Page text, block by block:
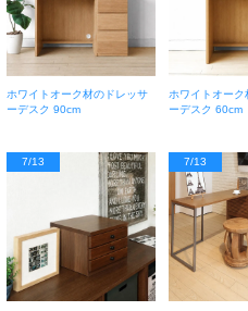
ホワイトオーク材のドレッサ
ーデスク 90cm
ホワイトオー
ーデスク 60cm
7/13 7/13